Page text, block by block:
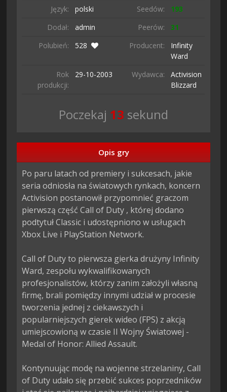
Język:
polski Seedów:
193
Dodał:
admin Peerów:
31
Polubień:
528 Producent:
Infinity
Ward
Rok
produkcji:
29-10-2003 Wydawca:
Activision
Blizzard
Poczekaj 12 sekund
Opis gry
Po paru latach od premiery i sukcesach, jakie
seria odniosła na światowych rynkach, koncern
Activision postanowił przypomnieć graczom
pierwszą część Call of Duty , której dodano
podtytuł Classic i udostępniono w usługach
Xbox Live i PlayStation Network.
Call of Duty to pierwsza gierka drużyny Infinity
Ward, zespołu wykwalifikowanych
profesjonalistów, którzy zanim założyli własną
firmę, brali pomiędzy innymi udział w procesie
tworzenia jednej z ciekawszych i
popularniejszych gierek wideo (FPS) z akcją
umiejscowioną w czasie II Wojny Światowej -
Medal of Honor: Allied Assault.
Kontynuując modę na wojenne strzelaniny, Call
of Duty udało się przebić sukces poprzedników